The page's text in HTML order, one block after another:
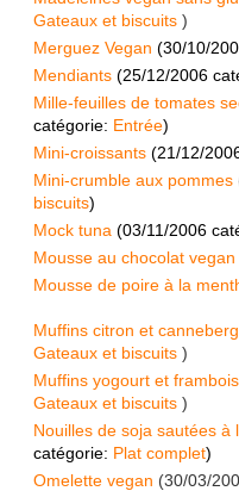
Gateaux et biscuits )
Merguez Vegan (30/10/
Mendiants (25/12/2006
Mille-feuilles de tomates
catégorie: Entrée)
Mini-croissants (21/12/
Mini-crumble aux pommes
biscuits)
Mock tuna (03/11/2006
Mousse au chocolat vegan
Mousse de poire à la
Muffins citron et
Gateaux et biscuits )
Muffins yogourt et
Gateaux et biscuits )
Nouilles de soja sautées à
catégorie: Plat complet)
Omelette vegan (30/03/